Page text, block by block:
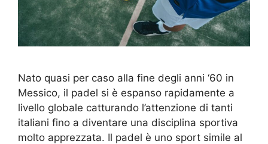
Nato quasi per caso alla fine degli anni ‘60 in
Messico, il padel si è espanso rapidamente a
livello globale catturando l’attenzione di tanti
italiani fino a diventare una disciplina sportiva
molto apprezzata. Il padel è uno sport simile al